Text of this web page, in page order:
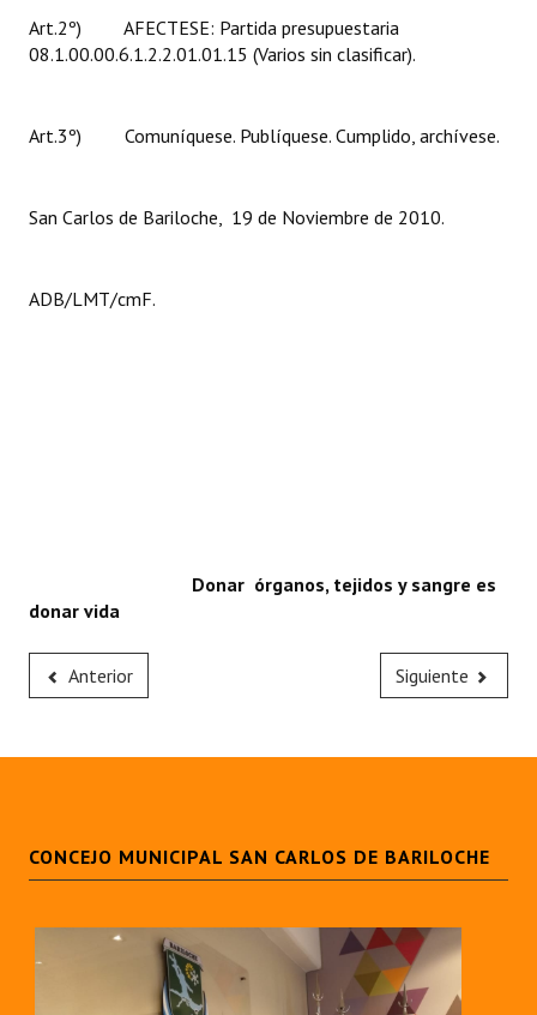
Art.2º) AFECTESE: Partida presupuestaria
08.1.00.00.6.1.2.2.01.01.15 (Varios sin clasificar).
Art.3º) Comuníquese. Publíquese. Cumplido, archívese.
San Carlos de Bariloche, 19 de Noviembre de 2010.
ADB/LMT/cmF.
Donar órganos, tejidos y sangre es
donar vida
Anterior Siguiente
CONCEJO MUNICIPAL SAN CARLOS DE BARILOCHE